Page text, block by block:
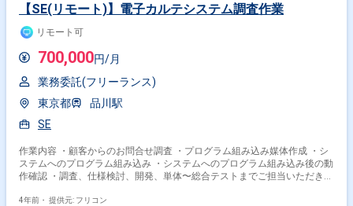
【SE(リモート)】電子カルテシステム調査作業
リモート可
700,000円/月
業務委託(フリーランス)
東京都
品川駅
SE
作業内容 ・顧客からのお問合せ調査 ・プログラム組み込み媒体作成 ・シ
ステムへのプログラム組み込み ・システムへのプログラム組み込み後の動
作確認 ・調査、仕様検討、開発、単体〜総合テストまでご担当いただきま
4年前・ 提供元: フリコン